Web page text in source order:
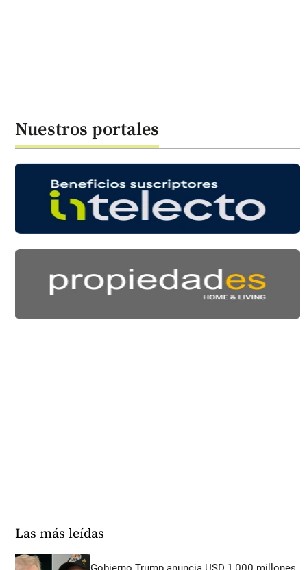
Nuestros portales
Las más leídas